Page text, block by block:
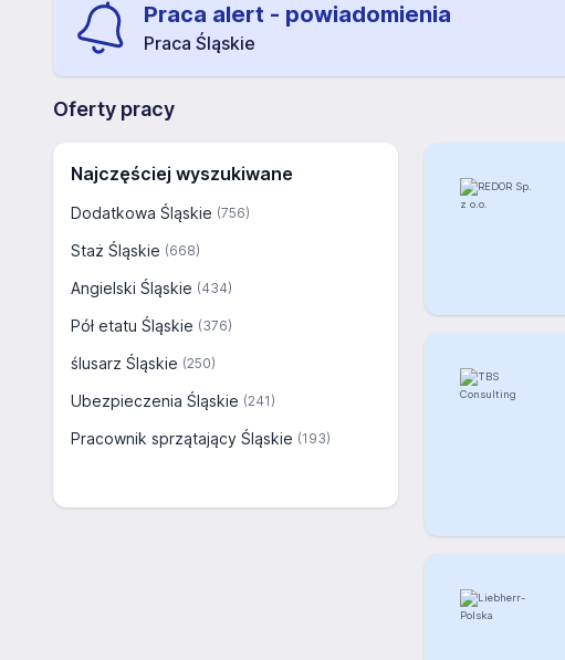
Praca alert - powiadomienia
Praca Śląskie
Oferty pracy
Najczęściej wyszukiwane
Dodatkowa Śląskie (756)
Staż Śląskie (668)
Angielski Śląskie (434)
Pół etatu Śląskie (376)
ślusarz Śląskie (250)
Ubezpieczenia Śląskie (241)
Pracownik sprzątający Śląskie (193)